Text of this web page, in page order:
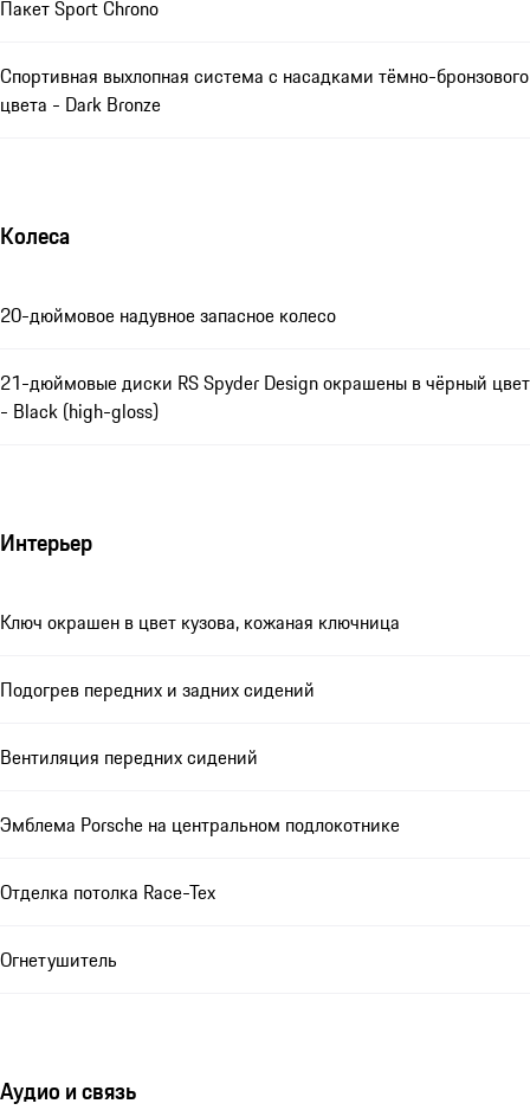
Пакет Sport Chrono
Спортивная выхлопная система с насадками тёмно-бронзового
цвета - Dark Bronze
Колеса
20-дюймовое надувное запасное колесо
21-дюймовые диски RS Spyder Design окрашены в чёрный цвет
- Black (high-gloss)
Интерьер
Ключ окрашен в цвет кузова, кожаная ключница
Подогрев передних и задних сидений
Вентиляция передних сидений
Эмблема Porsche на центральном подлокотнике
Отделка потолка Race-Tex
Огнетушитель
Аудио и связь